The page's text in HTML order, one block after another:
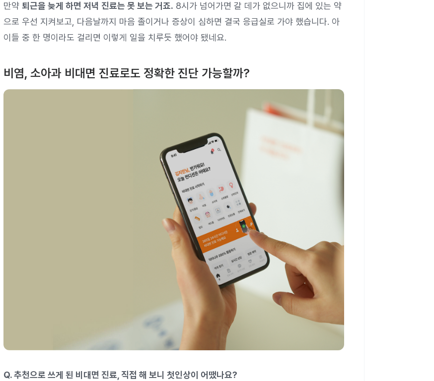
만약 퇴근을 늦게 하면 저녁 진료는 못 보는 거죠. 8시가 넘어가면 갈 데가 없으니까 집에 있는 약
으로 우선 지켜보고, 다음날까지 마음 졸이거나 증상이 심하면 결국 응급실로 가야 했습니다. 아
이들 중 한 명이라도 걸리면 이렇게 일을 치루듯 했어야 됐네요.
비염, 소아과 비대면 진료로도 정확한 진단 가능할까?
Q. 추천으로 쓰게 된 비대면 진료, 직접 해 보니 첫인상이 어땠나요?